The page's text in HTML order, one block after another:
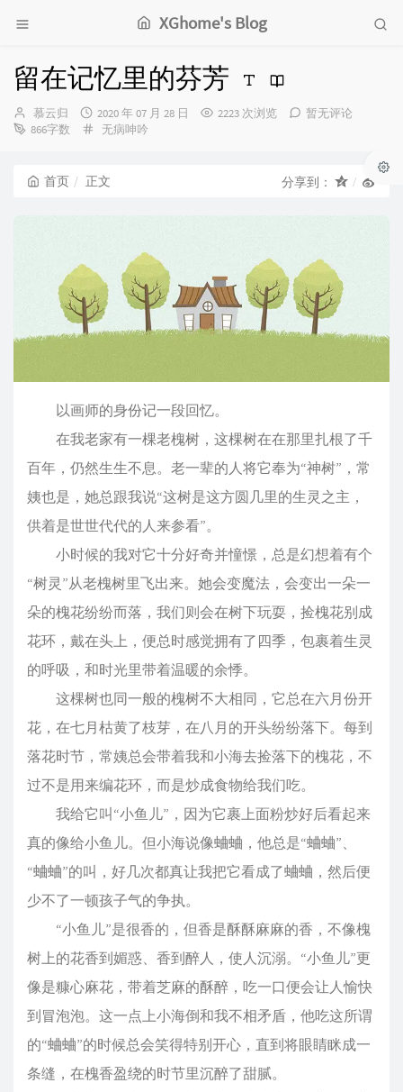
XGhome's Blog
留在记忆里的芬芳
博
主：
慕云归
发
布
2020 年 07 月 28 日 2223 次浏览
暂无评论
866字数
分
无病呻吟
首页 正文 分享到：
以画师的身份记一段回忆。
在我老家有一棵老槐树，这棵树在在那里扎根了千
百年，仍然生生不息。老一辈的人将它奉为“神树”，常
姨也是，她总跟我说“这树是这方圆几里的生灵之主，
供着是世世代代的人来参看”。
小时候的我对它十分好奇并憧憬，总是幻想着有个
“树灵”从老槐树里飞出来。她会变魔法，会变出一朵一
朵的槐花纷纷而落，我们则会在树下玩耍，捡槐花别成
花环，戴在头上，便总时感觉拥有了四季，包裹着生灵
的呼吸，和时光里带着温暖的余悸。
这棵树也同一般的槐树不大相同，它总在六月份开
花，在七月枯黄了枝芽，在八月的开头纷纷落下。每到
落花时节，常姨总会带着我和小海去捡落下的槐花，不
过不是用来编花环，而是炒成食物给我们吃。
我给它叫“小鱼儿”，因为它裹上面粉炒好后看起来
真的像给小鱼儿。但小海说像蛐蛐，他总是“蛐蛐”、
“蛐蛐”的叫，好几次都真让我把它看成了蛐蛐，然后便
少不了一顿孩子气的争执。
“小鱼儿”是很香的，但香是酥酥麻麻的香，不像槐
树上的花香到媚惑、香到醉人，使人沉溺。“小鱼儿”更
像是糠心麻花，带着芝麻的酥醉，吃一口便会让人愉快
到冒泡泡。这一点上小海倒和我不相矛盾，他吃这所谓
的“蛐蛐”的时候总会笑得特别开心，直到将眼睛眯成一
条缝，在槐香盈绕的时节里沉醉了甜腻。